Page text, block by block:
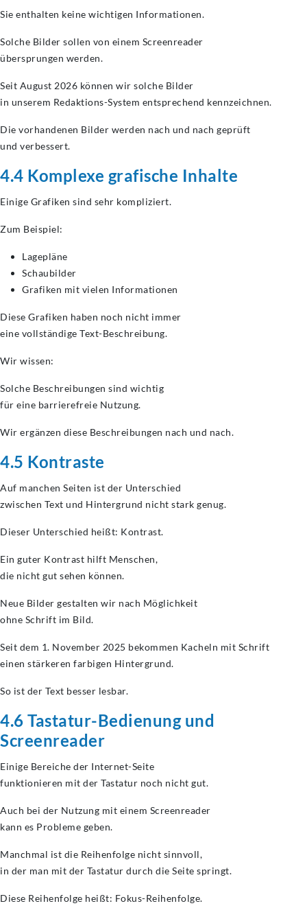
Sie enthalten keine wichtigen Informationen.
Solche Bilder sollen von einem Screenreader
übersprungen werden.
Seit August 2026 können wir solche Bilder
in unserem Redaktions-System entsprechend kennzeichnen.
Die vorhandenen Bilder werden nach und nach geprüft
und verbessert.
4.4 Komplexe grafische Inhalte
Einige Grafiken sind sehr kompliziert.
Zum Beispiel:
Lagepläne
Schaubilder
Grafiken mit vielen Informationen
Diese Grafiken haben noch nicht immer
eine vollständige Text-Beschreibung.
Wir wissen:
Solche Beschreibungen sind wichtig
für eine barrierefreie Nutzung.
Wir ergänzen diese Beschreibungen nach und nach.
4.5 Kontraste
Auf manchen Seiten ist der Unterschied
zwischen Text und Hintergrund nicht stark genug.
Dieser Unterschied heißt: Kontrast.
Ein guter Kontrast hilft Menschen,
die nicht gut sehen können.
Neue Bilder gestalten wir nach Möglichkeit
ohne Schrift im Bild.
Seit dem 1. November 2025 bekommen Kacheln mit Schrift
einen stärkeren farbigen Hintergrund.
So ist der Text besser lesbar.
4.6 Tastatur-Bedienung und
Screenreader
Einige Bereiche der Internet-Seite
funktionieren mit der Tastatur noch nicht gut.
Auch bei der Nutzung mit einem Screenreader
kann es Probleme geben.
Manchmal ist die Reihenfolge nicht sinnvoll,
in der man mit der Tastatur durch die Seite springt.
Diese Reihenfolge heißt: Fokus-Reihenfolge.